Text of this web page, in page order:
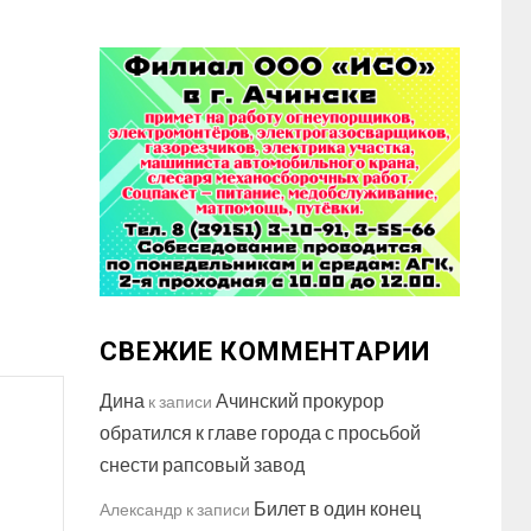
СВЕЖИЕ КОММЕНТАРИИ
Дина к записи Ачинский прокурор
обратился к главе города с просьбой
снести рапсовый завод
Александр к записи Билет в один конец